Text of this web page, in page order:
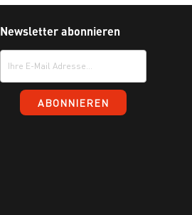
Newsletter abonnieren